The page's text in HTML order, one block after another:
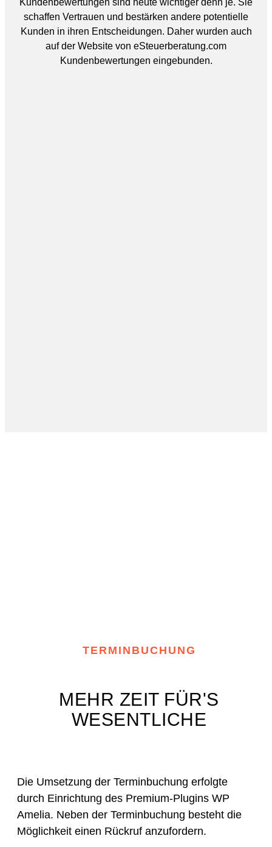
Kundenbewertungen sind heute wichtiger denn je. Sie
schaffen Vertrauen und bestärken andere potentielle
Kunden in ihren Entscheidungen. Daher wurden auch
auf der Website von eSteuerberatung.com
Kundenbewertungen eingebunden.
TERMINBUCHUNG
MEHR ZEIT FÜR'S
WESENTLICHE
Die Umsetzung der Terminbuchung erfolgte
durch Einrichtung des Premium-Plugins WP
Amelia. Neben der Terminbuchung besteht die
Möglichkeit einen Rückruf anzufordern.